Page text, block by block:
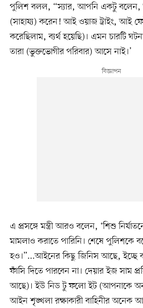
পুলিশ বলল, “স্যার, আপনি একটু বলেন,
(সাহায্য) করেন! আই ওয়াজ ট্রাইং, আই
করেছিলাম, ব্যর্থ হয়েছি)। এমন চারটি
তারা (ভুক্তভোগীর পরিবার) আসে নাই।’
এ প্রসঙ্গে মন্ত্রী আরও বলেন, ‘শিশু
মামলাও করাতে পারিনি। শেষে পুলিশকে
হও।”...আইনের কিছু জিনিস আছে,
ফাঁসি দিতে পারবেন না। দেয়ার ইজ সাম
আছে)। ইউ নিড টু ফলো ইট (আপনাকে
আইন শৃঙ্খলা রক্ষাকারী বাহিনীর অনেক